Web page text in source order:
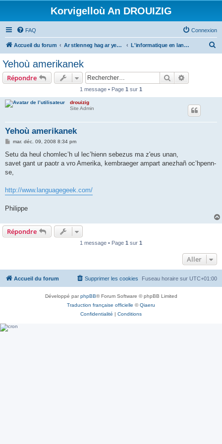
Korvigelloù An DROUIZIG
FAQ Connexion
Accueil du forum Ar stlenneg hag ar yezhoù bihan er bed a-bezh L'informatique en langues régionales et minoritaires
Yehoù amerikanek
Répondre Rechercher
1 message • Page 1 sur 1
drouizig
Site Admin
Yehoù amerikanek
M
s
a
g
e
mar. déc. 09, 2008 8:34 pm
Setu da heul chomlec’h ul lec’hienn sebezus ma z'eus unan,
savet gant ur paotr a vro Amerika, kembraeger ampart anezhañ oc’hpenn-
se,
http://www.languagegeek.com/
Philippe
Répondre
1 message • Page 1 sur 1
Aller
Accueil du forum Fuseau horaire sur UTC+01:00
Supprimer les cookies
Développé parphpBB® Forum Software © phpBB Limited
Traduction française officielle ©Qiaeru
Confidentialité | Conditions